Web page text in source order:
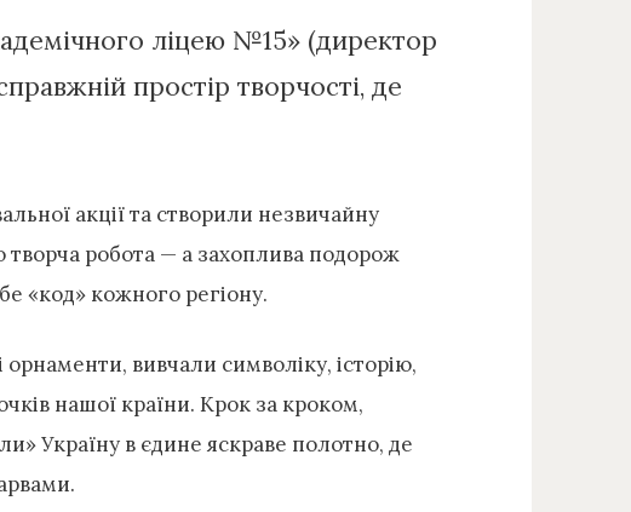
ліцею №15» (директор
простір творчості, де
акції та створили незвичайну
робота — а захоплива подорож
«код» кожного регіону.
вивчали символіку, історію,
нашої країни. Крок за кроком,
Україну в єдине яскраве полотно, де